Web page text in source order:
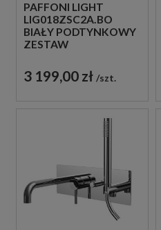
PAFFONI LIGHT
LIG018ZSC2A.BO
BIAŁY PODTYNKOWY
ZESTAW
3 199,00 zł szt.